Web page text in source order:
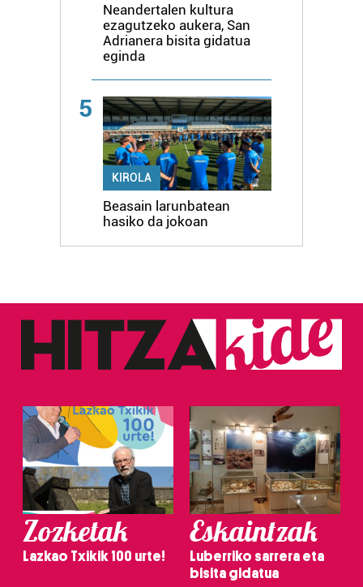
Neandertalen kultura
ezagutzeko aukera, San
Adrianera bisita gidatua
eginda
5
KIROLA
Beasain larunbatean
hasiko da jokoan
Zozketak
Lazkao Txikik 100 urte!
Eskaintzak
Luberriko sarrera eta
bisita gidatua